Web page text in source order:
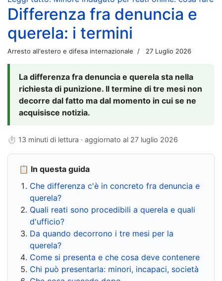
Differenza fra denuncia e
querela: i termini
Arresto all'estero e difesa internazionale 27 Luglio 2026
La differenza fra denuncia e querela sta nella
richiesta di punizione. Il termine di tre mesi non
decorre dal fatto ma dal momento in cui se ne
acquisisce notizia.
⏱ 13 minuti di lettura · aggiornato al 27 luglio 2026
📋 In questa guida
Che differenza c'è in concreto fra denuncia e
querela?
Quali reati sono procedibili a querela e quali
d'ufficio?
Da quando decorrono i tre mesi per la
querela?
Come si presenta e che cosa deve contenere
Chi può presentarla: minori, incapaci, società